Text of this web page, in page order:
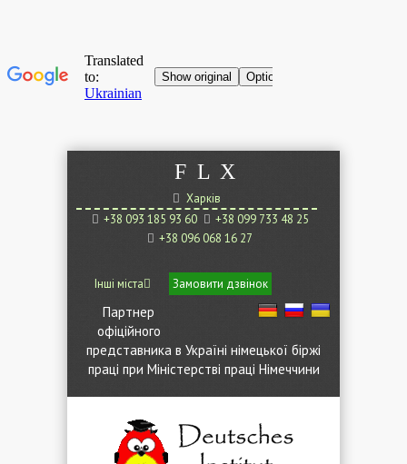
F L X
Харків
+38 093 185 93 60
+38 099 733 48 25
+38 096 068 16 27
Інші міста Замовити дзвінок
Партнер
офіційного
представника в Україні німецької біржі
праці при Міністерстві праці Німеччини